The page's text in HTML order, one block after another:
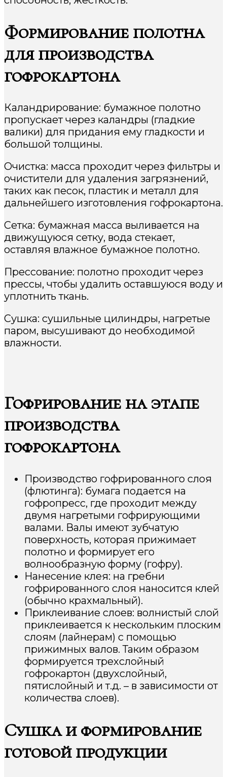
Формирование полотна
для производства
гофрокартона
Каландрирование: бумажное полотно
пропускает через каландры (гладкие
валики) для придания ему гладкости и
большой толщины.
Очистка: масса проходит через фильтры и
очистители для удаления загрязнений,
таких как песок, пластик и металл для
дальнейшего изготовления гофрокартона.
Сетка: бумажная масса выливается на
движущуюся сетку, вода стекает,
оставляя влажное бумажное полотно.
Прессование: полотно проходит через
прессы, чтобы удалить оставшуюся воду и
уплотнить ткань.
Сушка: сушильные цилиндры, нагретые
паром, высушивают до необходимой
влажности.
Гофрирование на этапе
производства
гофрокартона
Производство гофрированного слоя
(флютинга): бумага подается на
гофропресс, где проходит между
двумя нагретыми гофрирующими
валами. Валы имеют зубчатую
поверхность, которая прижимает
полотно и формирует его
волнообразную форму (гофру).
Нанесение клея: на гребни
гофрированного слоя наносится клей
(обычно крахмальный).
Приклеивание слоев: волнистый слой
приклеивается к нескольким плоским
слоям (лайнерам) с помощью
прижимных валов. Таким образом
формируется трехслойный
гофрокартон (двухслойный,
пятислойный и т.д. – в зависимости от
количества слоев).
Сушка и формирование
готовой продукции